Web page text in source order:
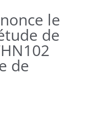
le
de
de